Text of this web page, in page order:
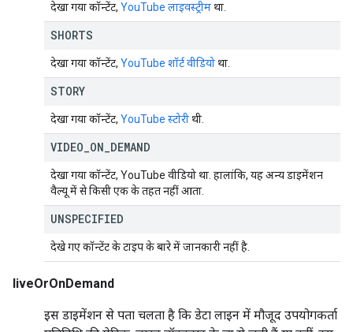
देखा गया कॉन्टेंट, YouTube लाइवस्ट्रीमथा.
SHORTS
देखा गया कॉन्टेंट, YouTube शॉर्ट वीडियोथा.
STORY
देखा गया कॉन्टेंट, YouTube स्टोरीथी.
VIDEO ON DEMAND
देखा गया कॉन्टेंट, YouTube वीडियो था. हालांकि, यह अन्य डाइमेंशन
वैल्यू में से किसी एक के तहत नहीं आता.
UNSPECIFIED
देखे गए कॉन्टेंट के टाइप के बारे में जानकारी नहीं है.
liveOrOnDemand
इस डाइमेंशन से पता चलता है कि डेटा लाइन में मौजूद उपयोगकर्ता